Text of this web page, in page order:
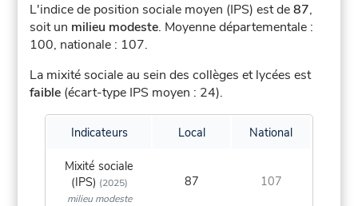
L'indice de position sociale moyen (IPS) est de87,
soit un milieu modeste. Moyenne départementale :
100, nationale : 107.
La mixité sociale au sein des collèges et lycées est
faible (écart-type IPS moyen : 24).
Indicateurs Local National
Mixité sociale
(IPS) (2025)
milieu modeste
87 107